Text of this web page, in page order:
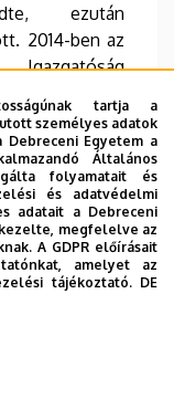
tartja a
személyes adatok
Egyetem a
Általános
folyamatait és
és adatvédelmi
adatait a Debreceni
megfelelve az
A GDPR előírásait
amelyet az
tájékoztató. DE
ezután
2014-ben az
tanár
ápolási és
felügyelte a
2024
ápolási és